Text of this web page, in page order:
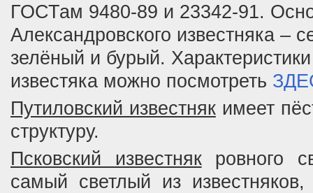
ГОСТам 9480-89 и 23342-91.
Александровского известняка –
зелёный и бурый.
известяка можно посмотреть
Путиловский известнякимеет
структуру.
Псковский известнякровного
самый светлый из